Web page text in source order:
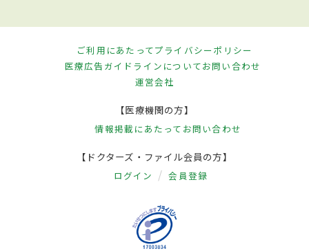
ご利用にあたってプライバシーポリシー
医療広告ガイドラインについてお問い合わせ
運営会社
【医療機関の方】
情報掲載にあたって お問い合わせ
【ドクターズ・ファイル会員の方】
ログイン 会員登録